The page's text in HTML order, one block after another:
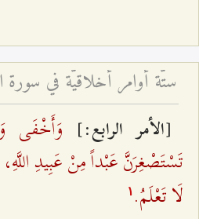
ستّة أوامر أخلاقيّة في سورة
[الأمر الرابع:] وَأَخْفَى
تَسْتَصْغِرَنَّ عَبْداً مِنْ عَبِيدِ
لَا تَعْلَمُ. ۱